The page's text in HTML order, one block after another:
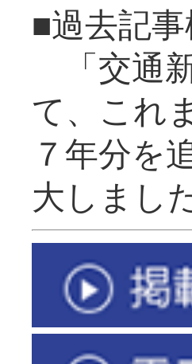
■過去記
「交通
て、これ
７年分を
大し